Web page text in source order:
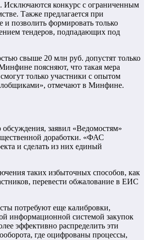
Исключаются конкурс с ограниченным
Также предлагается при
позволить формировать только
тендеров, подпадающих под
свыше 20 млн руб. допустят только
поясняют, что такая мера
только участники с опытом
отмечают в Минфине.
заявил «Ведомостям»
доработки. «ФАС
и сделать из них единый
таких избыточных способов, как
перевести обжалование в ЕИС
потребуют еще калибровки,
информационной системой закупок
эффективно распределить эти
где оцифрованы процессы,